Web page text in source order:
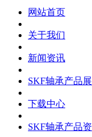
网站首页
关于我们
新闻资讯
SKF轴承产品
下载中心
SKF轴承产品